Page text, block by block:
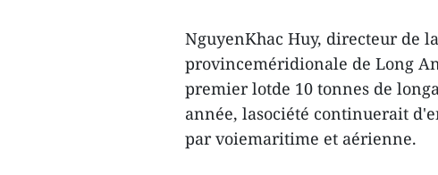
NguyenKhac Huy, directeur de
provinceméridionale de Long
premier lotde 10 tonnes de
année, lasociété continuerait
par voiemaritime et aérienne.